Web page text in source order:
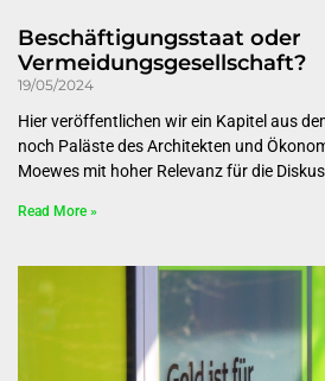
Beschäftigungsstaat oder
Vermeidungsgesellschaft?
19/05/2024
Hier veröffentlichen wir ein Kapitel aus
noch Paläste des Architekten und
Moewes mit hoher Relevanz für die
Read More »